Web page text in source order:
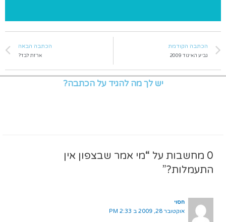
הכתבה הקודמת
גביע האיגוד 2009
הכתבה הבאה
ארזת לבד?
יש לך מה להגיד על הכתבה?
0 מחשבות על “מי אמר שבצפון אין
התעמלות?”
חסוי
אוקטובר 28, 2009 ב 2:33 PM